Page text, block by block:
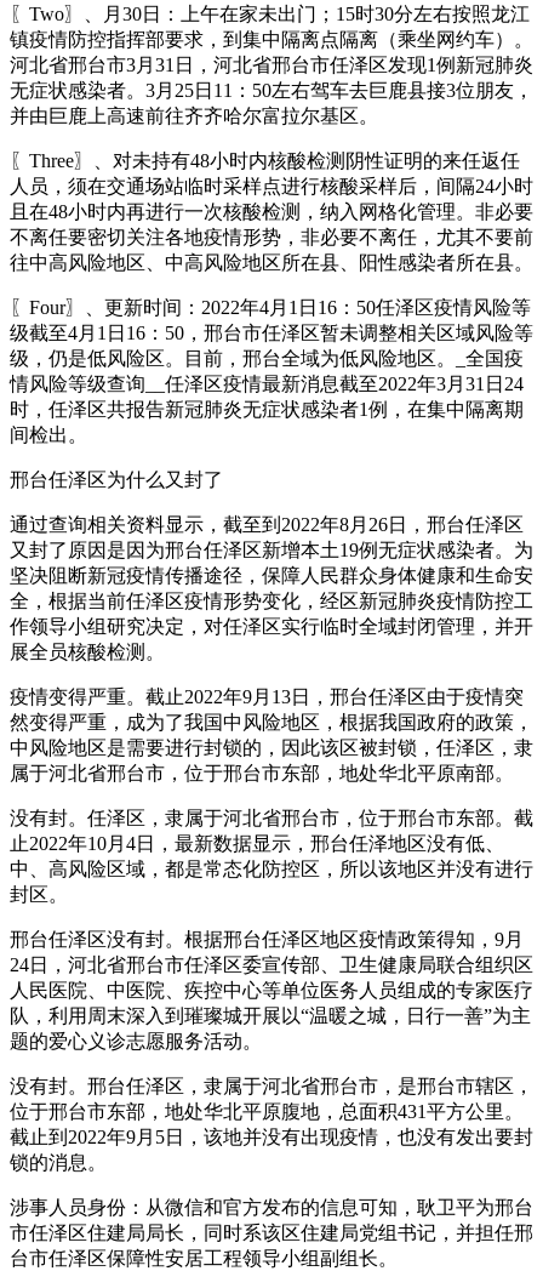
〖Two〗、月30日：上午在家未出门；15时30分左右按照龙江
镇疫情防控指挥部要求，到集中隔离点隔离（乘坐网约车）。
河北省邢台市3月31日，河北省邢台市任泽区发现1例新冠肺炎
无症状感染者。3月25日11：50左右驾车去巨鹿县接3位朋友，
并由巨鹿上高速前往齐齐哈尔富拉尔基区。
〖Three〗、对未持有48小时内核酸检测阴性证明的来任返任
人员，须在交通场站临时采样点进行核酸采样后，间隔24小时
且在48小时内再进行一次核酸检测，纳入网格化管理。非必要
不离任要密切关注各地疫情形势，非必要不离任，尤其不要前
往中高风险地区、中高风险地区所在县、阳性感染者所在县。
〖Four〗、更新时间：2022年4月1日16：50任泽区疫情风险等
级截至4月1日16：50，邢台市任泽区暂未调整相关区域风险等
级，仍是低风险区。目前，邢台全域为低风险地区。_全国疫
情风险等级查询__任泽区疫情最新消息截至2022年3月31日24
时，任泽区共报告新冠肺炎无症状感染者1例，在集中隔离期
间检出。
邢台任泽区为什么又封了
通过查询相关资料显示，截至到2022年8月26日，邢台任泽区
又封了原因是因为邢台任泽区新增本土19例无症状感染者。为
坚决阻断新冠疫情传播途径，保障人民群众身体健康和生命安
全，根据当前任泽区疫情形势变化，经区新冠肺炎疫情防控工
作领导小组研究决定，对任泽区实行临时全域封闭管理，并开
展全员核酸检测。
疫情变得严重。截止2022年9月13日，邢台任泽区由于疫情突
然变得严重，成为了我国中风险地区，根据我国政府的政策，
中风险地区是需要进行封锁的，因此该区被封锁，任泽区，隶
属于河北省邢台市，位于邢台市东部，地处华北平原南部。
没有封。任泽区，隶属于河北省邢台市，位于邢台市东部。截
止2022年10月4日，最新数据显示，邢台任泽地区没有低、
中、高风险区域，都是常态化防控区，所以该地区并没有进行
封区。
邢台任泽区没有封。根据邢台任泽区地区疫情政策得知，9月
24日，河北省邢台市任泽区委宣传部、卫生健康局联合组织区
人民医院、中医院、疾控中心等单位医务人员组成的专家医疗
队，利用周末深入到璀璨城开展以“温暖之城，日行一善”为主
题的爱心义诊志愿服务活动。
没有封。邢台任泽区，隶属于河北省邢台市，是邢台市辖区，
位于邢台市东部，地处华北平原腹地，总面积431平方公里。
截止到2022年9月5日，该地并没有出现疫情，也没有发出要封
锁的消息。
涉事人员身份：从微信和官方发布的信息可知，耿卫平为邢台
市任泽区住建局局长，同时系该区住建局党组书记，并担任邢
台市任泽区保障性安居工程领导小组副组长。